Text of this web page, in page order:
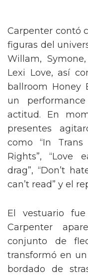
Carpenter contó
figuras del
Willam,
Lexi Love, así
ballroom Honey
un
actitud. En
presentes
como “In Trans
Rights”, “Love
drag”, “Don’t
can’t read” y el
El vestuario
Carpenter
conjunto de
transformó en
bordado de